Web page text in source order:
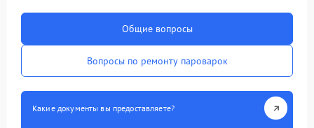
Общие вопросы
Вопросы по ремонту пароварок
Какие документы вы предоставляете?